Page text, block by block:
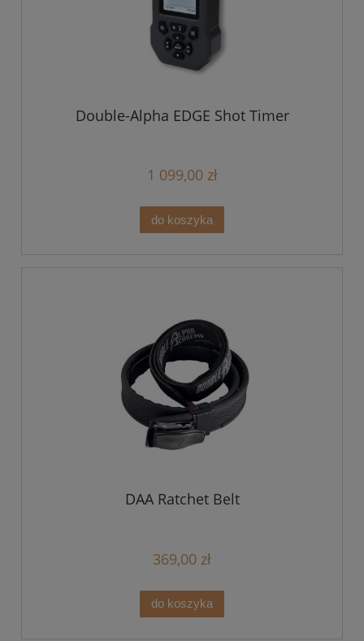
Double-Alpha EDGE Shot Timer
1 099,00 zł
do koszyka
DAA Ratchet Belt
369,00 zł
do koszyka